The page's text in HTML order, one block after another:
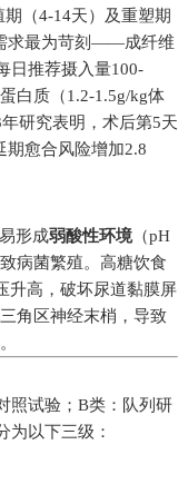
（4-14天）及重塑期
求最为苛刻——成纤维
日推荐摄入量100-
白质（1.2-1.5g/kg体
研究表明，术后第5天
期愈合风险增加2.8
形成弱酸性环境（pH
病菌繁殖。高糖饮食
升高，破坏尿道黏膜屏
角区神经末梢，导致
照试验；B类：队列研
为以下三级：